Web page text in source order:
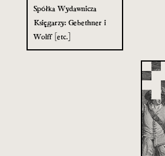
Spółka Wydawnicza
Księgarzy: Gebethner i
Wolff [etc.]